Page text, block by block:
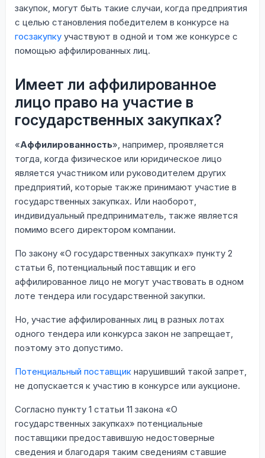
закупок, могут быть такие случаи, когда предприятия
с целью становления победителем в конкурсе на
госзакупку участвуют в одной и том же конкурсе с
помощью аффилированных лиц.
Имеет ли аффилированное
лицо право на участие в
государственных закупках?
«Аффилированность», например, проявляется
тогда, когда физическое или юридическое лицо
является участником или руководителем других
предприятий, которые также принимают участие в
государственных закупках. Или наоборот,
индивидуальный предприниматель, также является
помимо всего директором компании.
По закону «О государственных закупках» пункту 2
статьи 6, потенциальный поставщик и его
аффилированное лицо не могут участвовать в одном
лоте тендера или государственной закупки.
Но, участие аффилированных лиц в разных лотах
одного тендера или конкурса закон не запрещает,
поэтому это допустимо.
Потенциальный поставщик нарушивший такой запрет,
не допускается к участию в конкурсе или аукционе.
Согласно пункту 1 статьи 11 закона «О
государственных закупках» потенциальные
поставщики предоставившую недостоверные
сведения и благодаря таким сведениям ставшие